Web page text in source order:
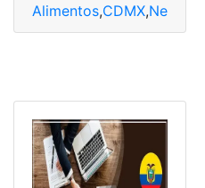
Alimentos,CDMX,Negocios